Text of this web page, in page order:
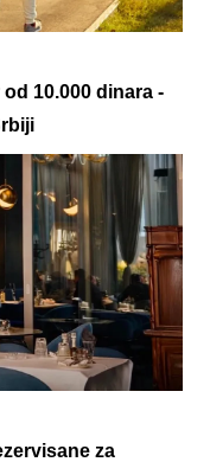
10.000 dinara -
za